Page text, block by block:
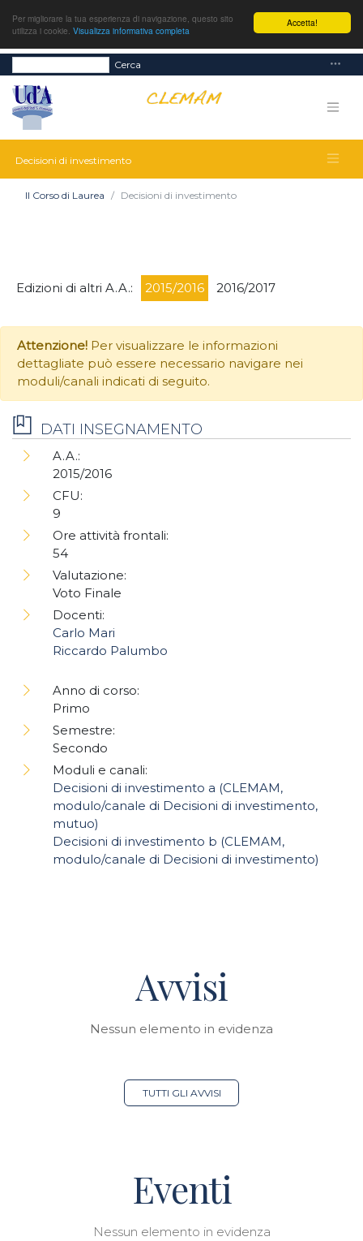
Accetta!
Per migliorare la tua esperienza di navigazione, questo sito
utilizza i cookie. Visualizza informativa completa
Cerca
Decisioni di investimento
Il Corso di Laurea Decisioni di investimento
Edizioni di altri A.A.: 2015/2016 2016/2017
Attenzione! Per visualizzare le informazioni
dettagliate può essere necessario navigare nei
moduli/canali indicati di seguito.
DATI INSEGNAMENTO
A.A.:
2015/2016
CFU:
9
Ore attività frontali:
54
Valutazione:
Voto Finale
Docenti:
Carlo Mari
Riccardo Palumbo
Anno di corso:
Primo
Semestre:
Secondo
Moduli e canali:
Decisioni di investimento a (CLEMAM,
modulo/canale di Decisioni di investimento,
mutuo)
Decisioni di investimento b (CLEMAM,
modulo/canale di Decisioni di investimento)
Avvisi
Nessun elemento in evidenza
TUTTI GLI AVVISI
Eventi
Nessun elemento in evidenza